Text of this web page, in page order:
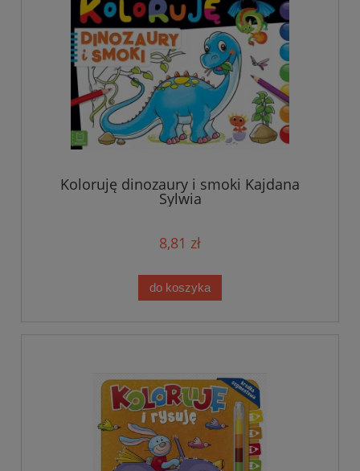
Koloruję dinozaury i smoki Kajdana
Sylwia
8,81 zł
do koszyka